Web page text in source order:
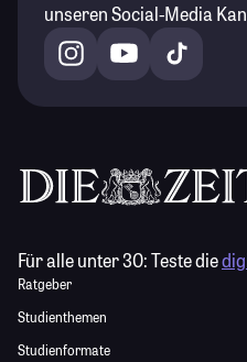
unseren Social-Media
Für alle unter 30:Teste die
Ratgeber
Studienthemen
Studienformate